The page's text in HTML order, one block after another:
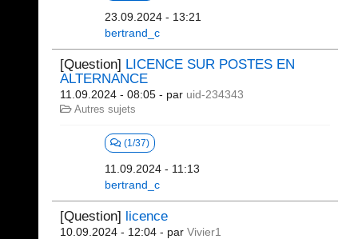
23.09.2024 - 13:21
bertrand_c
[Question] LICENCE SUR POSTES EN
ALTERNANCE
11.09.2024 - 08:05 - par uid-234343
Autres sujets
(1/37)
11.09.2024 - 11:13
bertrand_c
[Question] licence
10.09.2024 - 12:04 - par Vivier1